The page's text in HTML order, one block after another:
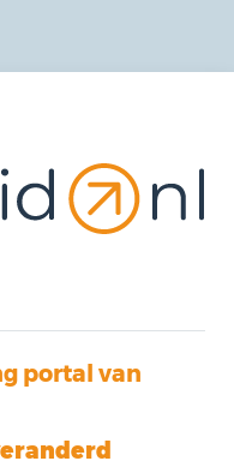
portal van